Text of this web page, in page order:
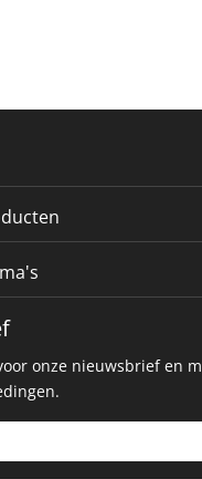
onze nieuwsbrief en